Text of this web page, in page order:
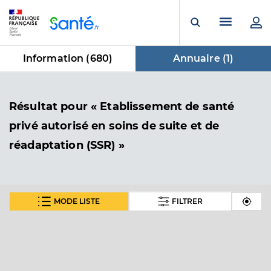
Ouvrir laMenu
Information (680) Annuaire (1)
Résultat dans Annuaire
pour « Etablissement de santé
privé autorisé en soins de suite et de
réadaptation (SSR) »
MODE LISTE FILTRER